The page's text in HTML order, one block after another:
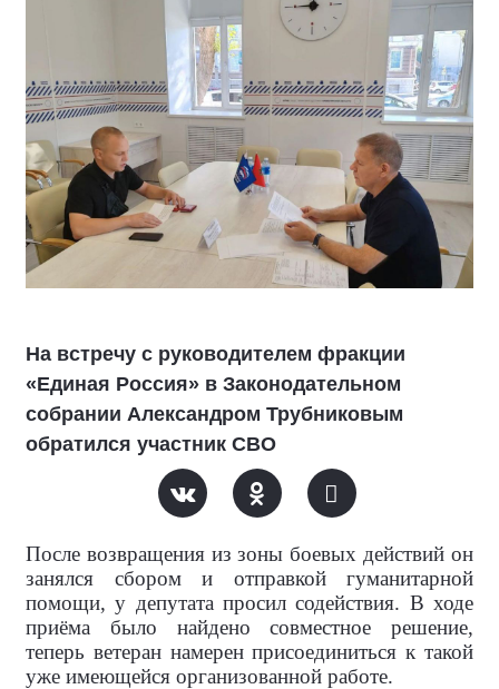
На встречу с руководителем фракции
«Единая Россия» в Законодательном
собрании Александром Трубниковым
обратился участник СВО
После возвращения из зоны боевых действий он
занялся сбором и отправкой гуманитарной
помощи, у депутата просил содействия. В ходе
приёма было найдено совместное решение,
теперь ветеран намерен присоединиться к такой
уже имеющейся организованной работе.